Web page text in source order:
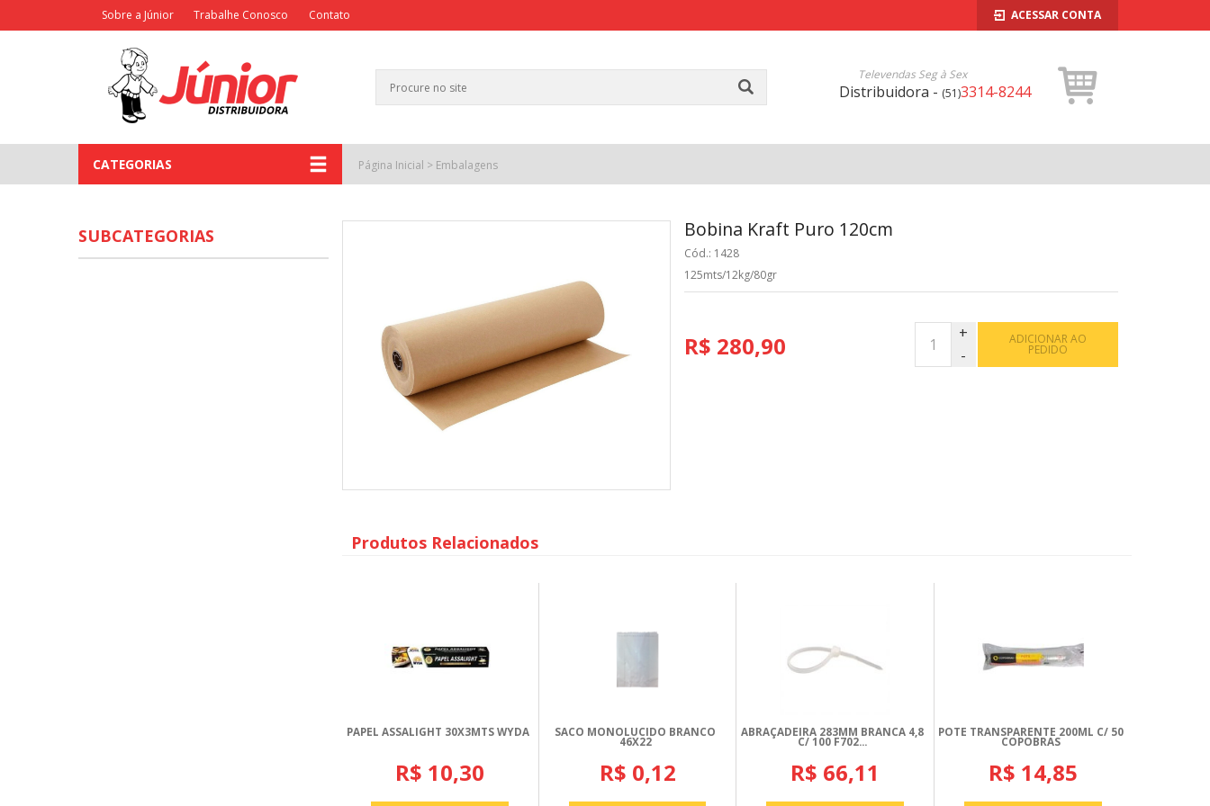
Sobre a Júnior Trabalhe Conosco Contato ACESSAR CONTA
Televendas Seg à Sex
Distribuidora - (51)3314-8244
CATEGORIAS Página Inicial > Embalagens
Bobina Kraft Puro 120cm
Cód.: 1428
125mts/12kg/80gr
R$ 280,90 ADICIONAR AO
PEDIDO
Produtos Relacionados
PAPEL ASSALIGHT 30X3MTS WYDA
R$ 10,30
SACO MONOLUCIDO BRANCO
46X22
R$ 0,12
ABRAÇADEIRA 283MM BRANCA 4,8
C/ 100 F702...
R$ 66,11
POTE TRANSPARENTE 200ML C/ 50
COPOBRAS
R$ 14,85
SUBCATEGORIAS